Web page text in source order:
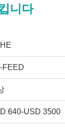
니다
FEED
640-USD 3500